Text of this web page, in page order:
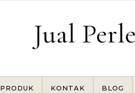
Jual
PRODUK KONTAK BLOG